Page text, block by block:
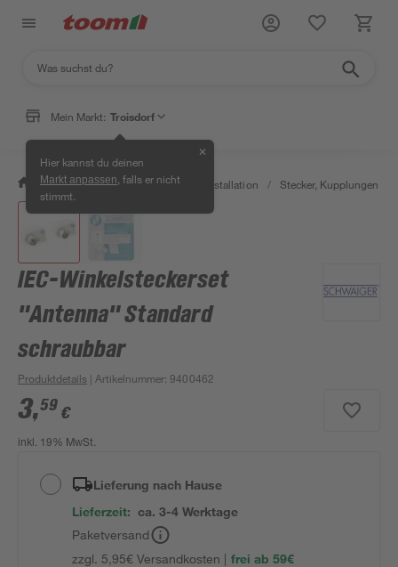
Mein Markt: Troisdorf
Hier kannst du deinen
Markt anpassen , falls er nicht
stimmt.
✕
/ Bauen & Renovieren / Elektroinstallation / Stecker, Kupplungen &
IEC-Winkelsteckerset
"Antenna" Standard
schraubbar
Produktdetails | Artikelnummer:9400462
3,59 €
inkl. 19% MwSt.
Lieferung nach Hause
Lieferzeit: ca. 3-4 Werktage
Paketversand
zzgl. 5,95€ Versandkosten | frei ab 59€